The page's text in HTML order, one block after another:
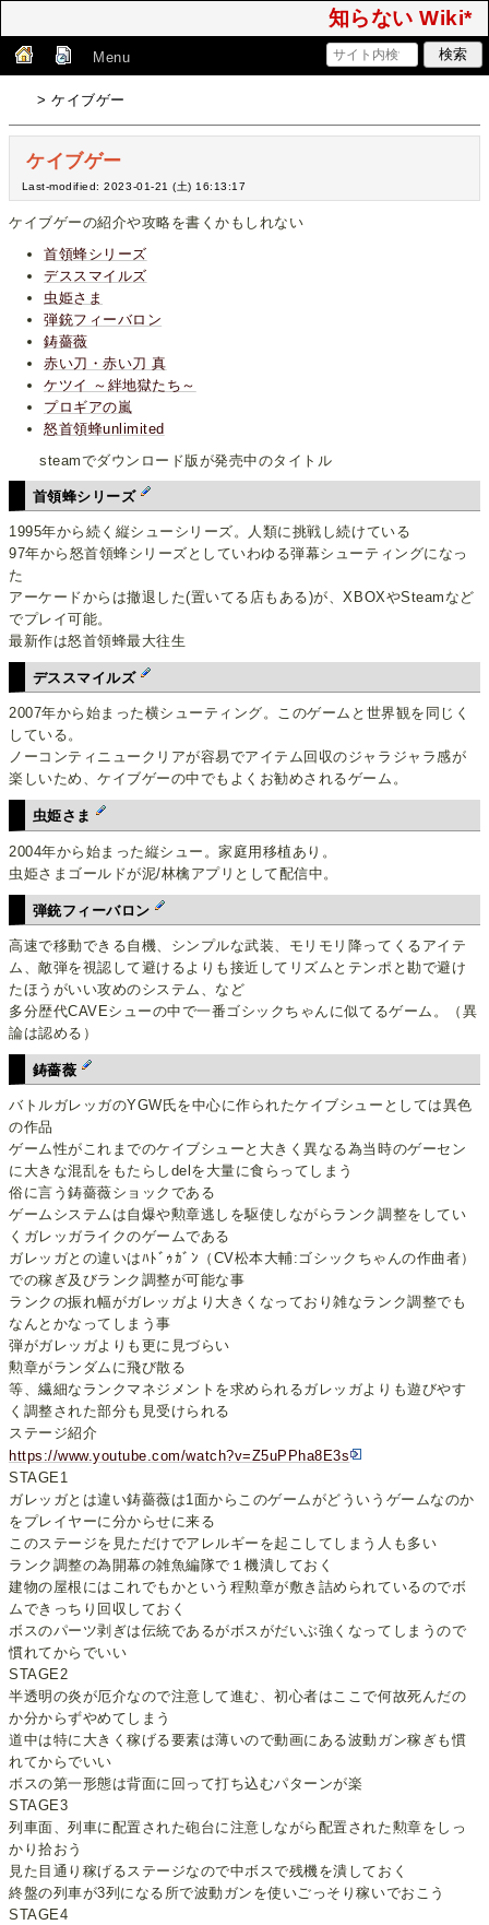
知らない Wiki*
Menu
> ケイブゲー
ケイブゲー
Last-modified: 2023-01-21 (土) 16:13:17
ケイブゲーの紹介や攻略を書くかもしれない
首領蜂シリーズ
デススマイルズ
虫姫さま
弾銃フィーバロン
鋳薔薇
赤い刀・赤い刀 真
ケツイ ～絆地獄たち～
プロギアの嵐
怒首領蜂unlimited
steamでダウンロード版が発売中のタイトル
首領蜂シリーズ
1995年から続く縦シューシリーズ。人類に挑戦し続けている
97年から怒首領蜂シリーズとしていわゆる弾幕シューティングになっ
た
アーケードからは撤退した(置いてる店もある)が、XBOXやSteamなど
でプレイ可能。
最新作は怒首領蜂最大往生
デススマイルズ
2007年から始まった横シューティング。このゲームと世界観を同じく
している。
ノーコンティニュークリアが容易でアイテム回収のジャラジャラ感が
楽しいため、ケイブゲーの中でもよくお勧めされるゲーム。
虫姫さま
2004年から始まった縦シュー。家庭用移植あり。
虫姫さまゴールドが泥/林檎アプリとして配信中。
弾銃フィーバロン
高速で移動できる自機、シンプルな武装、モリモリ降ってくるアイテ
ム、敵弾を視認して避けるよりも接近してリズムとテンポと勘で避け
たほうがいい攻めのシステム、など
多分歴代CAVEシューの中で一番ゴシックちゃんに似てるゲーム。（異
論は認める）
鋳薔薇
バトルガレッガのYGW氏を中心に作られたケイブシューとしては異色
の作品
ゲーム性がこれまでのケイブシューと大きく異なる為当時のゲーセン
に大きな混乱をもたらしdelを大量に食らってしまう
俗に言う鋳薔薇ショックである
ゲームシステムは自爆や勲章逃しを駆使しながらランク調整をしてい
くガレッガライクのゲームである
ガレッガとの違いはﾊﾄﾞｩｶﾞﾝ（CV松本大輔:ゴシックちゃんの作曲者）
での稼ぎ及びランク調整が可能な事
ランクの振れ幅がガレッガより大きくなっており雑なランク調整でも
なんとかなってしまう事
弾がガレッガよりも更に見づらい
勲章がランダムに飛び散る
等、繊細なランクマネジメントを求められるガレッガよりも遊びやす
く調整された部分も見受けられる
ステージ紹介
https://www.youtube.com/watch?v=Z5uPPha8E3s
STAGE1
ガレッガとは違い鋳薔薇は1面からこのゲームがどういうゲームなのか
をプレイヤーに分からせに来る
このステージを見ただけでアレルギーを起こしてしまう人も多い
ランク調整の為開幕の雑魚編隊で１機潰しておく
建物の屋根にはこれでもかという程勲章が敷き詰められているのでボ
ムできっちり回収しておく
ボスのパーツ剥ぎは伝統であるがボスがだいぶ強くなってしまうので
慣れてからでいい
STAGE2
半透明の炎が厄介なので注意して進む、初心者はここで何故死んだの
か分からずやめてしまう
道中は特に大きく稼げる要素は薄いので動画にある波動ガン稼ぎも慣
れてからでいい
ボスの第一形態は背面に回って打ち込むパターンが楽
STAGE3
列車面、列車に配置された砲台に注意しながら配置された勲章をしっ
かり拾おう
見た目通り稼げるステージなので中ボスで残機を潰しておく
終盤の列車が3列になる所で波動ガンを使いごっそり稼いでおこう
STAGE4